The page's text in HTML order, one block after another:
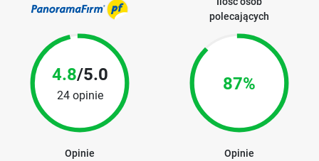
4.8/5.0
24 opinie
polecających
87%
Opinie
Opinie